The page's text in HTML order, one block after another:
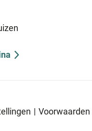
| Voorwaarden